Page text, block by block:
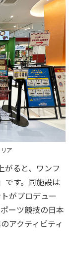
ア
がると、ワンフ
です。同施設は
がプロデュー
ーツ競技の日本
アクティビティ